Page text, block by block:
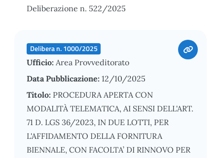
Deliberazione n. 522/2025
Delibera n. 1000/2025
Ufficio: Area Provveditorato
Data Pubblicazione: 12/10/2025
Titolo: PROCEDURA APERTA CON
MODALITÀ TELEMATICA, AI SENSI DELL'ART.
71 D. LGS 36/2023, IN DUE LOTTI, PER
L'AFFIDAMENTO DELLA FORNITURA
BIENNALE, CON FACOLTA’ DI RINNOVO PER